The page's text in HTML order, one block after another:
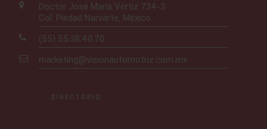
Doctor José María Vértiz 734-3
Col. Piedad Narvarte, México
(55) 55.38.40.70
marketing@visionautomotriz.com.mx
DIRECTORIO